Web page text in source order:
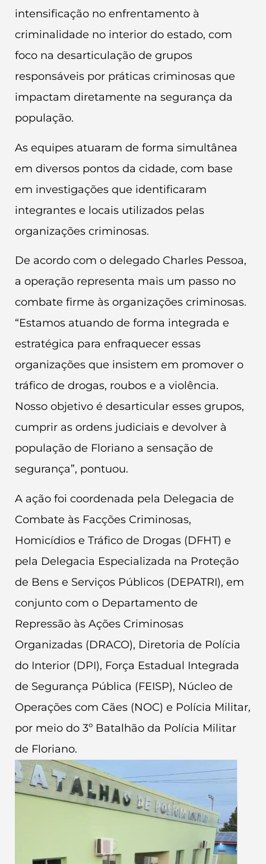
intensificação no enfrentamento à
criminalidade no interior do estado, com
foco na desarticulação de grupos
responsáveis por práticas criminosas que
impactam diretamente na segurança da
população.
As equipes atuaram de forma simultânea
em diversos pontos da cidade, com base
em investigações que identificaram
integrantes e locais utilizados pelas
organizações criminosas.
De acordo com o delegado Charles Pessoa,
a operação representa mais um passo no
combate firme às organizações criminosas.
“Estamos atuando de forma integrada e
estratégica para enfraquecer essas
organizações que insistem em promover o
tráfico de drogas, roubos e a violência.
Nosso objetivo é desarticular esses grupos,
cumprir as ordens judiciais e devolver à
população de Floriano a sensação de
segurança”, pontuou.
A ação foi coordenada pela Delegacia de
Combate às Facções Criminosas,
Homicídios e Tráfico de Drogas (DFHT) e
pela Delegacia Especializada na Proteção
de Bens e Serviços Públicos (DEPATRI), em
conjunto com o Departamento de
Repressão às Ações Criminosas
Organizadas (DRACO), Diretoria de Polícia
do Interior (DPI), Força Estadual Integrada
de Segurança Pública (FEISP), Núcleo de
Operações com Cães (NOC) e Polícia Militar,
por meio do 3º Batalhão da Polícia Militar
de Floriano.